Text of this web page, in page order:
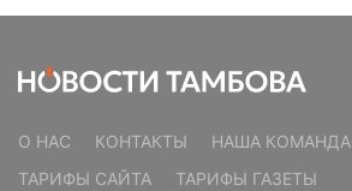
О НАС КОНТАКТЫ НАША КОМАНДА
ТАРИФЫ САЙТА
ТАРИФЫ ГАЗЕТЫ